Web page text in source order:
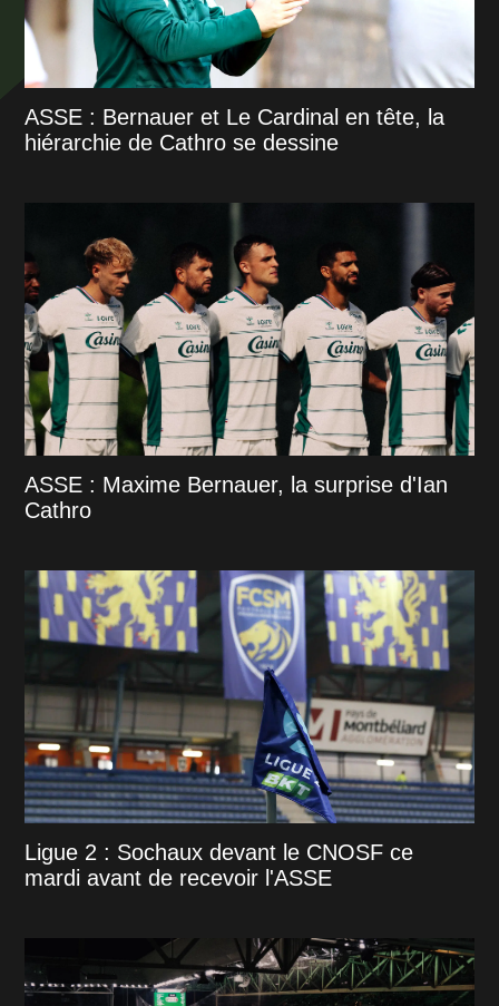
ASSE : Bernauer et Le Cardinal en tête, la
hiérarchie de Cathro se dessine
ASSE : Maxime Bernauer, la surprise d'Ian
Cathro
Ligue 2 : Sochaux devant le CNOSF ce
mardi avant de recevoir l'ASSE